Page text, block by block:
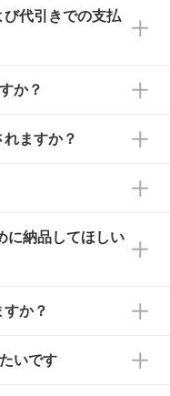
ております。混
だくこともご
以降のご連絡
代引きでの支払
す。
か？
りますが、自
に対応可能で
員会や個人様
様の条件でご
お気軽にご相談
ますか？
だいた場合の
添付でお送りし
する備考欄』
ら約2週間～2
荷いたしま
に納品してほしい
い合わせ・お
か？
文確定のご連
いです